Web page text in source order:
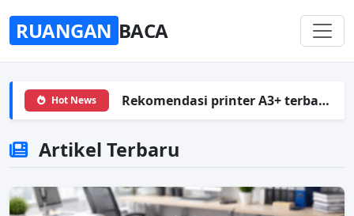
RUANGAN BACA
Hot News Rekomendasi printer A3+ terbaru saat ini untuk arsitek, rumah dan kantor
Artikel Terbaru